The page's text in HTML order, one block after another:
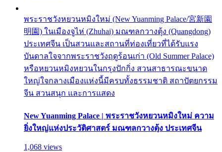
พระราชวังหยวนหมิงใหม่ (New Yuanming Palace/宮新園
明園) ในเมืองจูไห่ (Zhuhai) มณฑลกวางตุ้ง (Quangdong)
ประเทศจีน เป็นสวนและสถานที่ท่องเที่ยวที่ได้รับแรง
บันดาลใจจากพระราชวังฤดูร้อนเก่า (Old Summer Palace)
หรือหยวนหมิงหยวนในกรุงปักกิ่ง สวนสาธารณะขนาด
ใหญ่ใจกลางเมืองแห่งนี้มีครบทั้งธรรมชาติ สถาปัตยกรรม
จีน สวนสนุก และการแสดง
New Yuanming Palace | พระราชวังหยวนหมิงใหม่ ความ
ยิ่งใหญ่แห่งประวัติศาสตร์ มณฑลกวางตุ้ง ประเทศจีน
1,068 views